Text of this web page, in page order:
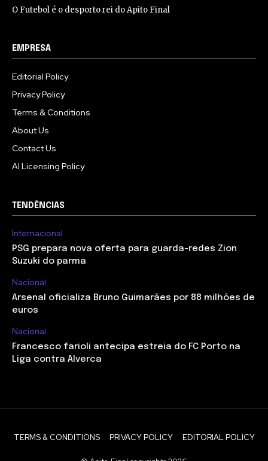
O Futebol é o desporto rei do Apito Final
EMPRESA
Editorial Policy
Privacy Policy
Terms & Conditions
About Us
Contact Us
AI Licensing Policy
TENDÊNCIAS
Internacional
PSG prepara nova oferta para guarda-redes Zion
Suzuki do parma
Nacional
Arsenal oficializa Bruno Guimarães por 88 milhões de
euros
Nacional
Francesco farioli antecipa estreia do FC Porto na
Liga contra Alverca
TERMS & CONDITIONS PRIVACY POLICY EDITORIAL POLICY